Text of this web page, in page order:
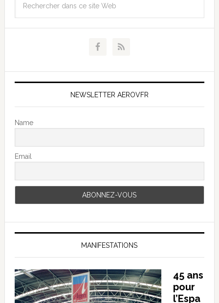
NEWSLETTER AEROVFR
Name
Email
MANIFESTATIONS
45 ans
pour
l’Espa